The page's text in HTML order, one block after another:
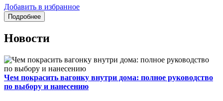
Добавить в избранное
Новости
Чем покрасить вагонку внутри дома: полное руководство
по выбору и нанесению